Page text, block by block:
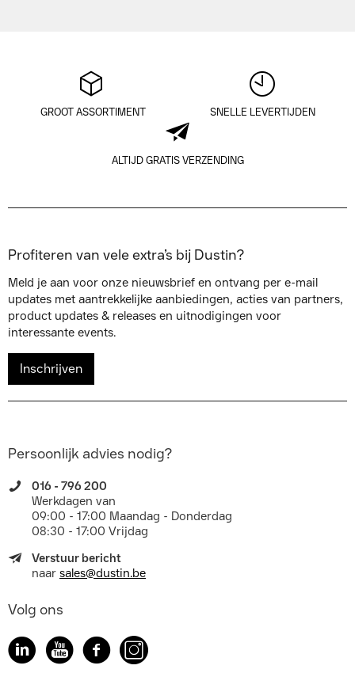
GROOT ASSORTIMENT SNELLE LEVERTIJDEN
ALTIJD GRATIS VERZENDING
Profiteren van vele extra’s bij Dustin?
Meld je aan voor onze nieuwsbrief en ontvang per e-mail
updates met aantrekkelijke aanbiedingen, acties van partners,
product updates & releases en uitnodigingen voor
interessante events.
Inschrijven
Persoonlijk advies nodig?
016 - 796 200
Werkdagen van
09:00 - 17:00 Maandag - Donderdag
08:30 - 17:00 Vrijdag
Verstuur bericht
naar sales@dustin.be
Volg ons